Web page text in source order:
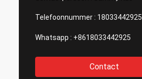
Telefoonnummer : 18033442925
Whatsapp : +8618033442925
Contact